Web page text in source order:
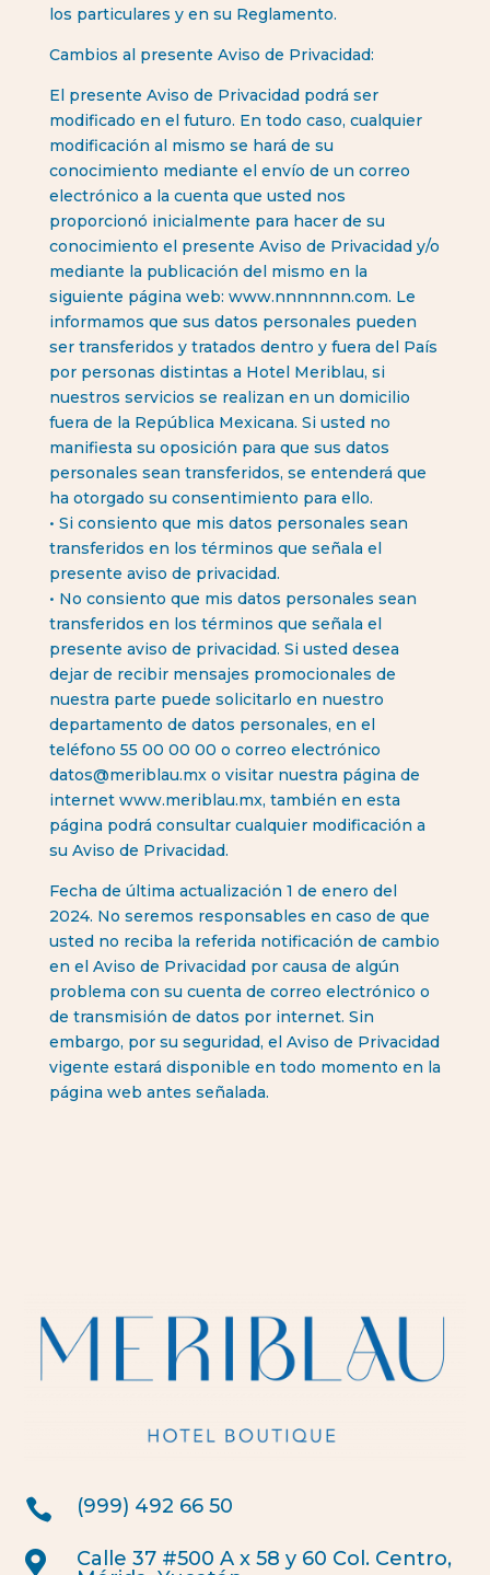
los particulares y en su Reglamento.
Cambios al presente Aviso de Privacidad:
El presente Aviso de Privacidad podrá ser
modificado en el futuro. En todo caso, cualquier
modificación al mismo se hará de su
conocimiento mediante el envío de un correo
electrónico a la cuenta que usted nos
proporcionó inicialmente para hacer de su
conocimiento el presente Aviso de Privacidad y/o
mediante la publicación del mismo en la
siguiente página web: www.nnnnnnn.com. Le
informamos que sus datos personales pueden
ser transferidos y tratados dentro y fuera del País
por personas distintas a Hotel Meriblau, si
nuestros servicios se realizan en un domicilio
fuera de la República Mexicana. Si usted no
manifiesta su oposición para que sus datos
personales sean transferidos, se entenderá que
ha otorgado su consentimiento para ello.
• Si consiento que mis datos personales sean
transferidos en los términos que señala el
presente aviso de privacidad.
• No consiento que mis datos personales sean
transferidos en los términos que señala el
presente aviso de privacidad. Si usted desea
dejar de recibir mensajes promocionales de
nuestra parte puede solicitarlo en nuestro
departamento de datos personales, en el
teléfono 55 00 00 00 o correo electrónico
datos@meriblau.mxo visitar nuestra página de
internet www.meriblau.mx, también en esta
página podrá consultar cualquier modificación a
su Aviso de Privacidad.
Fecha de última actualización 1 de enero del
2024. No seremos responsables en caso de que
usted no reciba la referida notificación de cambio
en el Aviso de Privacidad por causa de algún
problema con su cuenta de correo electrónico o
de transmisión de datos por internet. Sin
embargo, por su seguridad, el Aviso de Privacidad
vigente estará disponible en todo momento en la
página web antes señalada.
 (999) 492 66 50

Calle 37 #500 A x 58 y 60 Col. Centro,